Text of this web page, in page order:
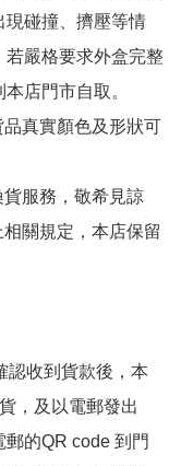
現碰撞、擠壓等情
若嚴格要求外盒完整
店門市自取。
真實顏色及形狀可
服務，敬希見諒
關規定，本店保留
認收到貨款後，本
，及以電郵發出
郵的QR code 到門